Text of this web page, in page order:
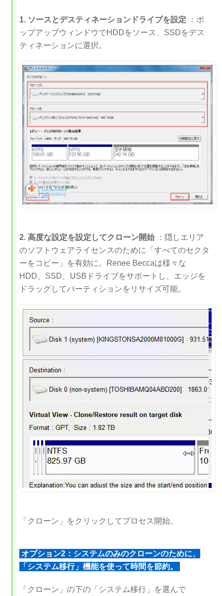
1. ソースとデスティネーションドライブを設定 ：ポ
ップアップウィンドウでHDDをソース、SSDをデス
ティネーションに選択。
2. 高度な設定を設定してクローン開始 ：隠しエリア
のソフトウェアライセンスのために「すべてのセクタ
ーをコピー」を有効に。Renee Beccaは様々な
HDD、SSD、USBドライブをサポートし、エッジを
ドラッグしてパーティションをリサイズ可能。
「クローン」をクリックしてプロセス開始。
オプション2：システムのみのクローンのために、
「システム移行」機能を使って時間を節約。
「クローン」の下の「システム移行」を選んで